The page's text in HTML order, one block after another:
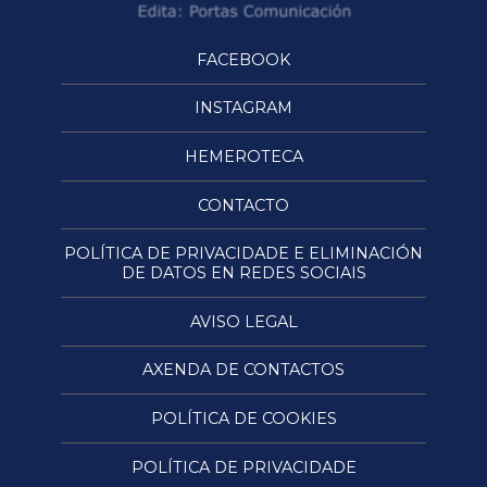
FACEBOOK
INSTAGRAM
HEMEROTECA
CONTACTO
POLÍTICA DE PRIVACIDADE E ELIMINACIÓN
DE DATOS EN REDES SOCIAIS
AVISO LEGAL
AXENDA DE CONTACTOS
POLÍTICA DE COOKIES
POLÍTICA DE PRIVACIDADE